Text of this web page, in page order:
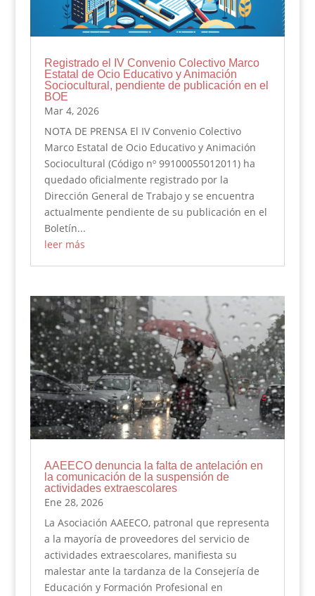
Registrado el IV Convenio Colectivo Marco
Estatal de Ocio Educativo y Animación
Sociocultural, pendiente de publicación en el
BOE
Mar 4, 2026
NOTA DE PRENSA El IV Convenio Colectivo
Marco Estatal de Ocio Educativo y Animación
Sociocultural (Código nº 99100055012011) ha
quedado oficialmente registrado por la
Dirección General de Trabajo y se encuentra
actualmente pendiente de su publicación en el
Boletín...
leer más
AAEECO denuncia la falta de antelación en
la comunicación de la suspensión de
actividades extraescolares
Ene 28, 2026
La Asociación AAEECO, patronal que representa
a la mayoría de proveedores del servicio de
actividades extraescolares, manifiesta su
malestar ante la tardanza de la Consejería de
Educación y Formación Profesional en